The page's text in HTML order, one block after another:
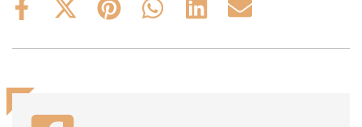
Share
Share
(Twitter)
Share
Share
Share
Share